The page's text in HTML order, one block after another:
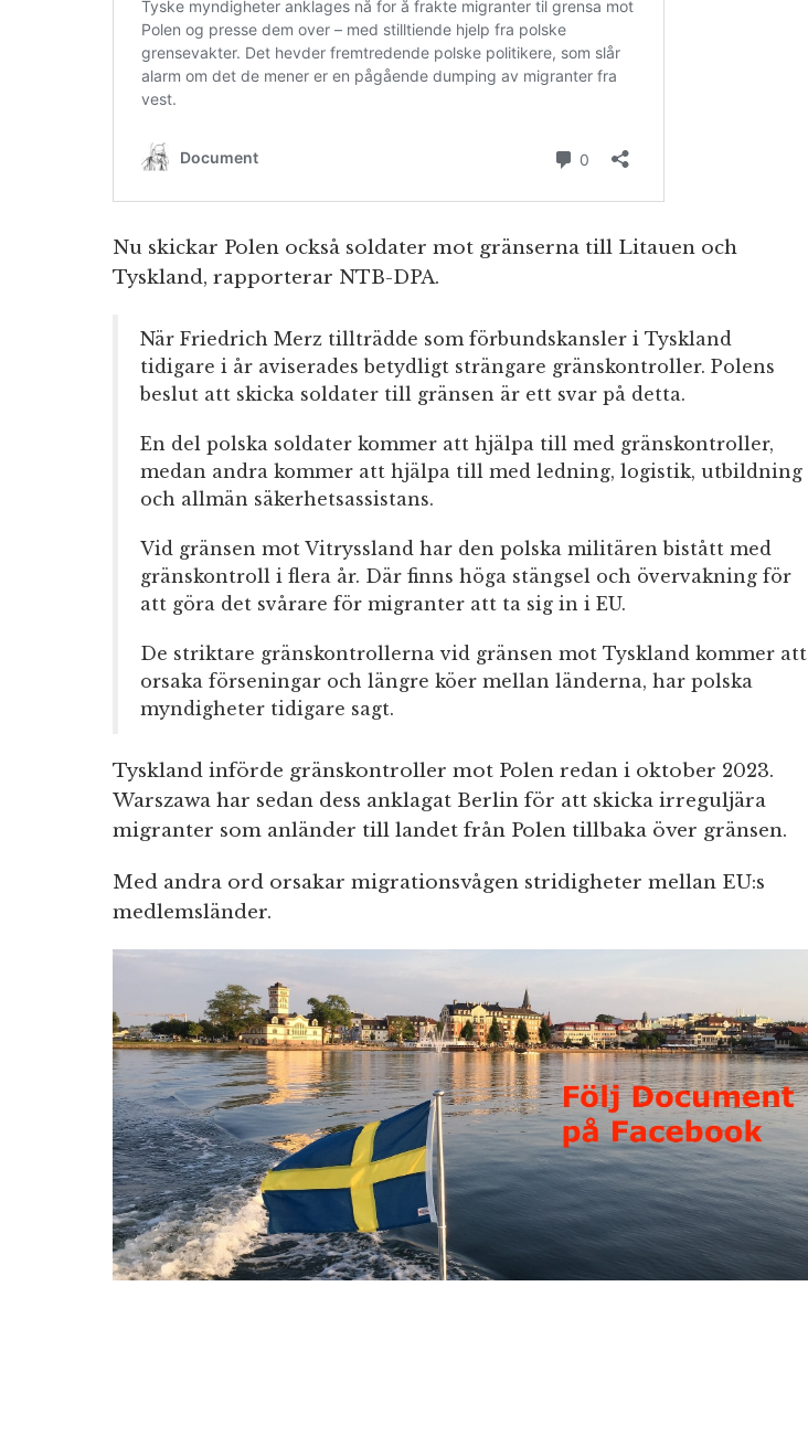
Nu skickar Polen också soldater mot gränserna till Litauen och
Tyskland, rapporterar NTB-DPA.
När Friedrich Merz tillträdde som förbundskansler i Tyskland
tidigare i år aviserades betydligt strängare gränskontroller. Polens
beslut att skicka soldater till gränsen är ett svar på detta.
En del polska soldater kommer att hjälpa till med gränskontroller,
medan andra kommer att hjälpa till med ledning, logistik, utbildning
och allmän säkerhetsassistans.
Vid gränsen mot Vitryssland har den polska militären bistått med
gränskontroll i flera år. Där finns höga stängsel och övervakning för
att göra det svårare för migranter att ta sig in i EU.
De striktare gränskontrollerna vid gränsen mot Tyskland kommer att
orsaka förseningar och längre köer mellan länderna, har polska
myndigheter tidigare sagt.
Tyskland införde gränskontroller mot Polen redan i oktober 2023.
Warszawa har sedan dess anklagat Berlin för att skicka irreguljära
migranter som anländer till landet från Polen tillbaka över gränsen.
Med andra ord orsakar migrationsvågen stridigheter mellan EU:s
medlemsländer.